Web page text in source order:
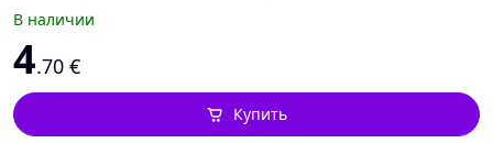
В наличии
4.70 €
Купить